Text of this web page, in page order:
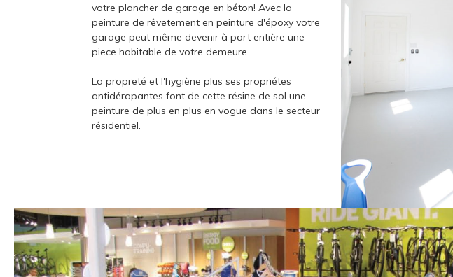
votre plancher de garage en béton! Avec la
peinture de rêvetement en peinture d'époxy votre
garage peut même devenir à part entière une
piece habitable de votre demeure.
La propreté et l'hygiène plus ses propriétes
antidérapantes font de cette résine de sol une
peinture de plus en plus en vogue dans le secteur
résidentiel.